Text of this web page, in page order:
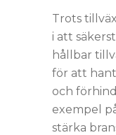
Trots
i att
hållbar
för att
och
exempel
stärka